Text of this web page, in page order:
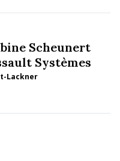
Scheunert
Systèmes
Lackner